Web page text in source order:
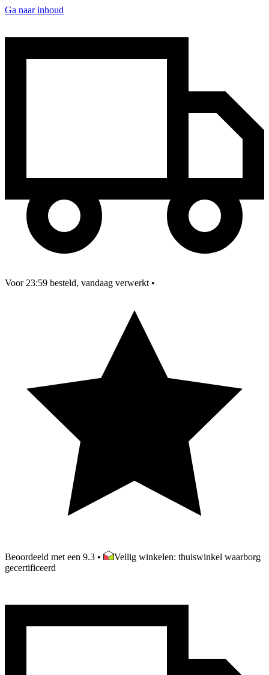
Ga naar inhoud
Voor 23:59 besteld, vandaag verwerkt •
Beoordeeld met een 9.3 •
Veilig winkelen: thuiswinkel waarborg
gecertificeerd